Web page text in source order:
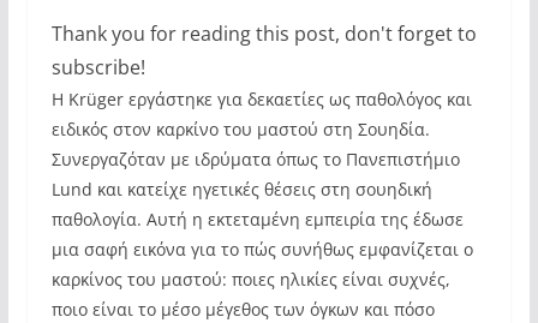
Thank you for reading this post, don't forget to
subscribe!
Η Krüger εργάστηκε για δεκαετίες ως παθολόγος και
ειδικός στον καρκίνο του μαστού στη Σουηδία.
Συνεργαζόταν με ιδρύματα όπως το Πανεπιστήμιο
Lund και κατείχε ηγετικές θέσεις στη σουηδική
παθολογία. Αυτή η εκτεταμένη εμπειρία της έδωσε
μια σαφή εικόνα για το πώς συνήθως εμφανίζεται ο
καρκίνος του μαστού: ποιες ηλικίες είναι συχνές,
ποιο είναι το μέσο μέγεθος των όγκων και πόσο